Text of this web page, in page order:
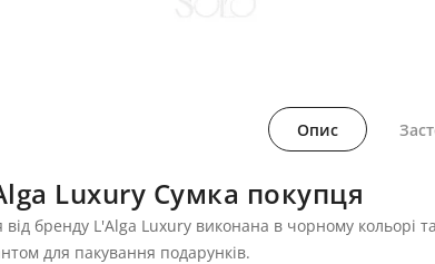
Опис
Luxury Сумка покупця
бренду L'Alga Luxury виконана в чорному кольорі
для пакування подарунків.